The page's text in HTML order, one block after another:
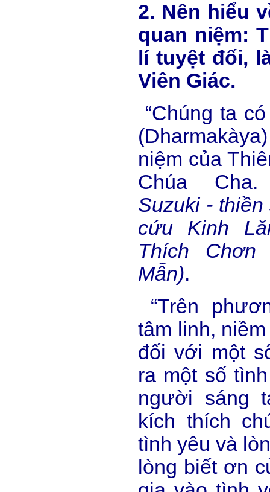
2. Nên hiểu
quan niệm:
lí tuyệt đối,
Viên Giác.
“Chúng ta
niệm của
Chúa
Suzuki - thiền
cứu Kinh
Thích Chơn
Mẫn).
“Trên
tâm linh,
đối với một
ra một số
người sáng
kích thích
tình yêu và
lòng biết ơn